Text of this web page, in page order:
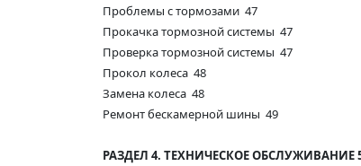
Проблемы с тормозами 47
Прокачка тормозной системы 47
Проверка тормозной системы 47
Прокол колеса 48
Замена колеса 48
Ремонт бескамерной шины 49
РАЗДЕЛ 4. ТЕХНИЧЕСКОЕ ОБСЛУЖИВАНИЕ